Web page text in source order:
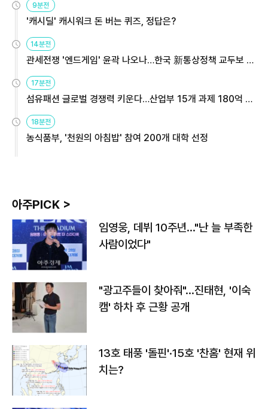
9분전
'캐시딜' 캐시워크 돈 버는 퀴즈, 정답은?
14분전
관세전쟁 '엔드게임' 윤곽 나오나…한국 新통상정책 교두보 활
용해야
17분전
섬유패션 글로벌 경쟁력 키운다…산업부 15개 과제 180억 지
원
18분전
농식품부, '천원의 아침밥' 참여 200개 대학 선정
아주PICK >
임영웅, 데뷔 10주년…"난 늘 부족한
사람이었다"
"광고주들이 찾아줘"…진태현, '이숙
캠' 하차 후 근황 공개
13호 태풍 '돌핀'·15호 '찬홈' 현재 위
치는?